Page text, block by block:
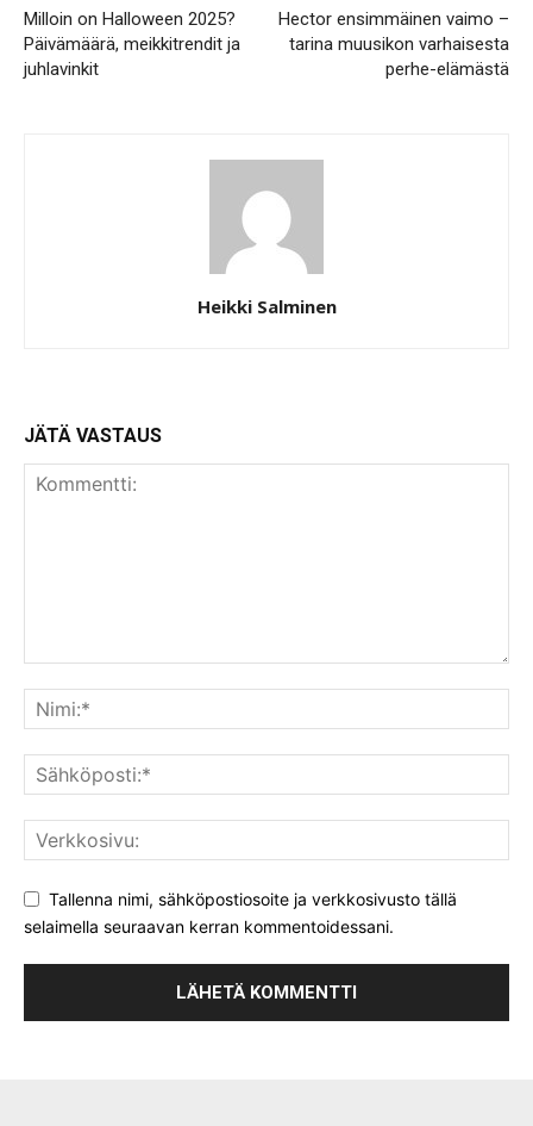
Milloin on Halloween 2025?
Päivämäärä, meikkitrendit ja
juhlavinkit
Hector ensimmäinen vaimo –
tarina muusikon varhaisesta
perhe-elämästä
Heikki Salminen
JÄTÄ VASTAUS
Tallenna nimi, sähköpostiosoite ja verkkosivusto tällä
selaimella seuraavan kerran kommentoidessani.